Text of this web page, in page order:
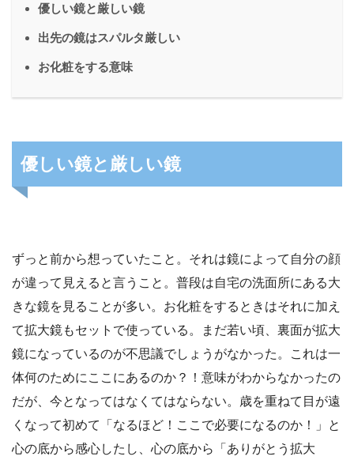
優しい鏡と厳しい鏡
出先の鏡はスパルタ厳しい
お化粧をする意味
優しい鏡と厳しい鏡
ずっと前から想っていたこと。それは鏡によって自分の顔
が違って見えると言うこと。普段は自宅の洗面所にある大
きな鏡を見ることが多い。お化粧をするときはそれに加え
て拡大鏡もセットで使っている。まだ若い頃、裏面が拡大
鏡になっているのが不思議でしょうがなかった。これは一
体何のためにここにあるのか？！意味がわからなかったの
だが、今となってはなくてはならない。歳を重ねて目が遠
くなって初めて「なるほど！ここで必要になるのか！」と
心の底から感心したし、心の底から「ありがとう拡大